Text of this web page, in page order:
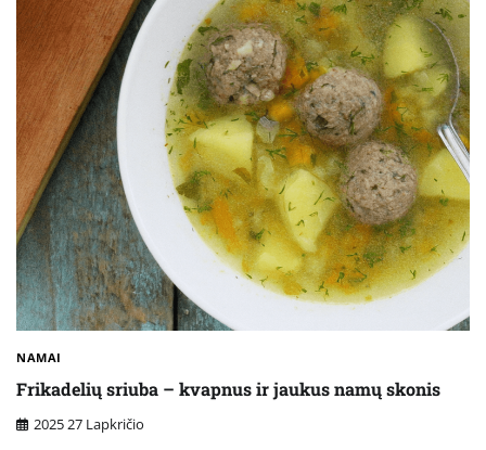
NAMAI
Frikadelių sriuba – kvapnus ir jaukus namų skonis
2025 27 Lapkričio